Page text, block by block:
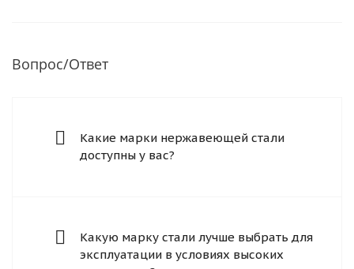
Вопрос/Ответ
Какие марки нержавеющей стали
доступны у вас?
Какую марку стали лучше выбрать для
эксплуатации в условиях высоких